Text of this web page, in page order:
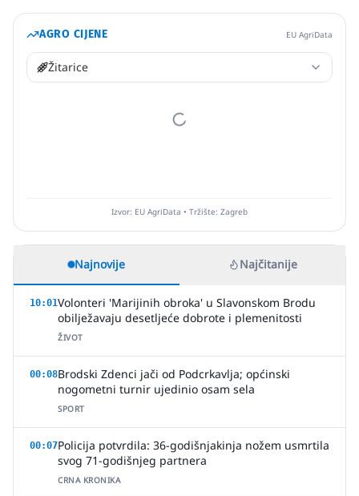
AGRO CIJENE EU AgriData
Žitarice
Izvor: EU AgriData • Tržište: Zagreb
Najnovije Najčitanije
10:01Volonteri 'Marijinih obroka' u Slavonskom Brodu
obilježavaju desetljeće dobrote i plemenitosti
ŽIVOT
00:08Brodski Zdenci jači od Podcrkavlja; općinski
nogometni turnir ujedinio osam sela
SPORT
00:07Policija potvrdila: 36-godišnjakinja nožem usmrtila
svog 71-godišnjeg partnera
CRNA KRONIKA